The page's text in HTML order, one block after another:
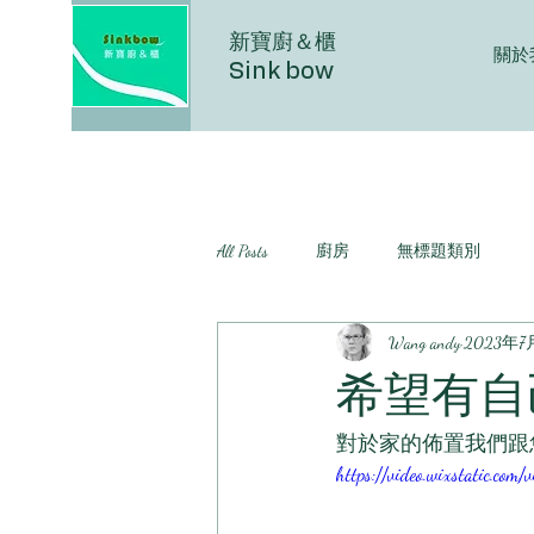
新寶廚＆櫃
Sink bow
關於
All Posts 廚房 無標題類別
希望有
Wang andy2023年7
對於家的佈置我們
https://